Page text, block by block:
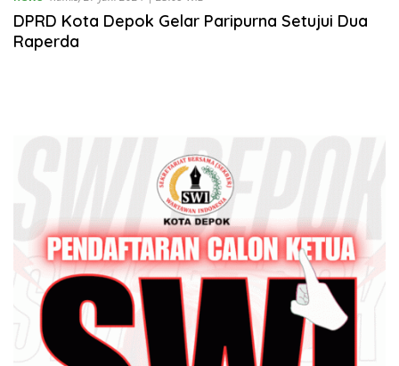
DPRD Kota Depok Gelar Paripurna Setujui Dua
Raperda